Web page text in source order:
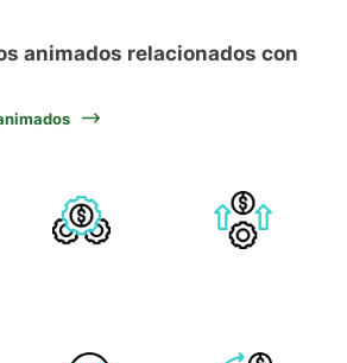
animados relacionados con